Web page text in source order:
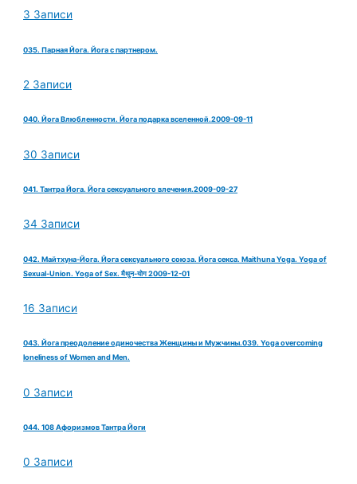
3 Записи
035. Парная Йога. Йога с партнером.
2 Записи
040. Йога Влюбленности. Йога подарка вселенной.2009-09-11
30 Записи
041. Тантра Йога. Йога сексуального влечения.2009-09-27
34 Записи
042. Майтхуна-Йога. Йога сексуального союза. Йога секса. Maithuna Yoga. Yoga of
Sexual-Union. Yoga of Sex. मैथुन-योग 2009-12-01
16 Записи
043. Йога преодоление одиночества Женщины и Мужчины.039. Yoga overcoming
loneliness of Women and Men.
0 Записи
044. 108 Афоризмов Тантра Йоги
0 Записи